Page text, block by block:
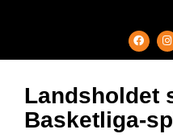
Landsholdet
Basketliga-